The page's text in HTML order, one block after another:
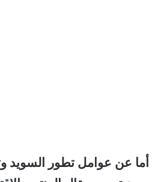
أما عن عوامل تطور السويد